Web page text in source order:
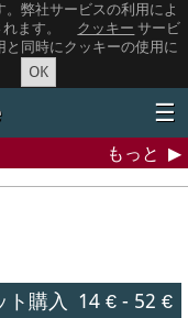
弊社サービスの利用によ
ます。
クッキー サービ
同時にクッキーの使用に
OK
☰
もっと
ト購入 14 €- 52 €